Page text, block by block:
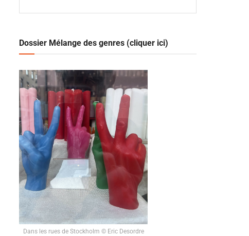
Dossier Mélange des genres (cliquer ici)
Dans les rues de Stockholm © Eric Desordre